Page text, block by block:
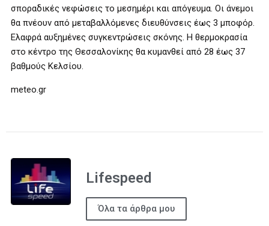
σποραδικές νεφώσεις το μεσημέρι και απόγευμα. Οι άνεμοι
θα πνέουν από μεταβαλλόμενες διευθύνσεις έως 3 μποφόρ.
Ελαφρά αυξημένες συγκεντρώσεις σκόνης. Η θερμοκρασία
στο κέντρο της Θεσσαλονίκης θα κυμανθεί από 28 έως 37
βαθμούς Κελσίου.
meteo.gr
Lifespeed
Όλα τα άρθρα μου